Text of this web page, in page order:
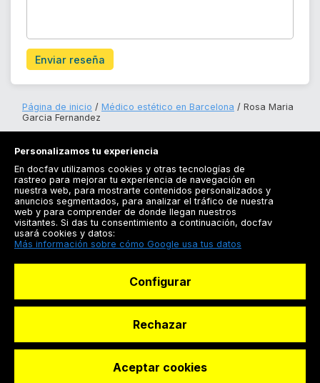
Enviar reseña
Página de inicio Médico estético en Barcelona
Rosa Maria
Garcia Fernandez
Registrarse
Docfav
© Dashboard Technologies S.L
Personalizamos tu experiencia
En docfav utilizamos cookies y otras tecnologías de
rastreo para mejorar tu experiencia de navegación en
nuestra web, para mostrarte contenidos personalizados y
anuncios segmentados, para analizar el tráfico de nuestra
web y para comprender de donde llegan nuestros
visitantes. Si das tu consentimiento a continuación, docfav
usará cookies y datos:
Más información sobre cómo Google usa tus datos
Configurar
Rechazar
Aceptar cookies